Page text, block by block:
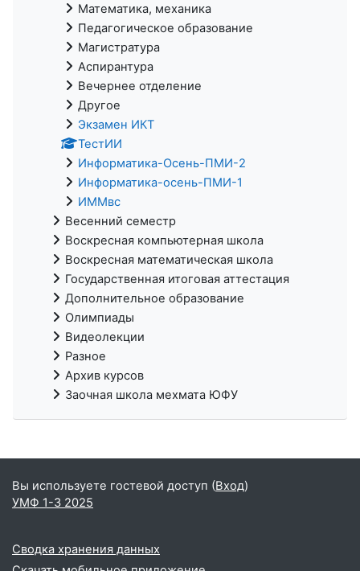
Математика, механика
Педагогическое образование
Магистратура
Аспирантура
Вечернее отделение
Другое
Экзамен ИКТ
ТестИИ
Информатика-Осень-ПМИ-2
Информатика-осень-ПМИ-1
ИММвс
Весенний семестр
Воскресная компьютерная школа
Воскресная математическая школа
Государственная итоговая аттестация
Дополнительное образование
Олимпиады
Видеолекции
Разное
Архив курсов
Заочная школа мехмата ЮФУ
Вы используете гостевой доступ (Вход)
УМФ 1-3 2025
Сводка хранения данных